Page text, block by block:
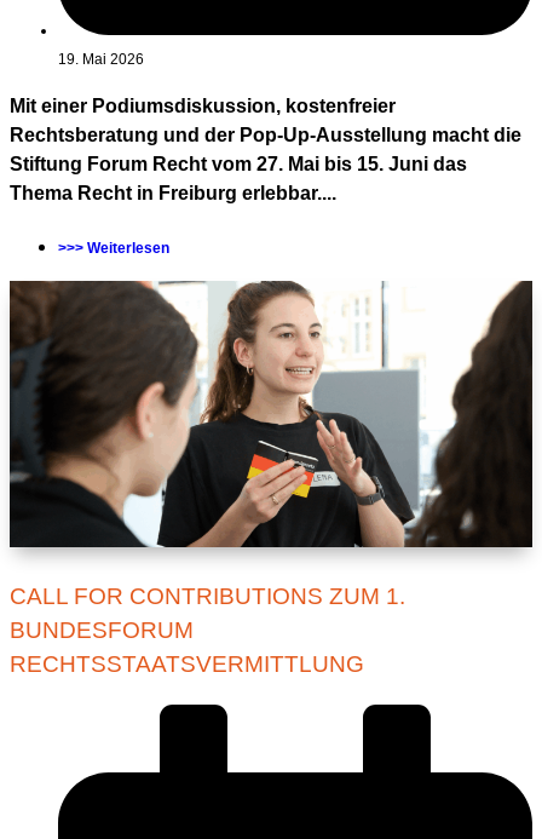
19. Mai 2026
Mit einer Podiumsdiskussion, kostenfreier
Rechtsberatung und der Pop-Up-Ausstellung macht die
Stiftung Forum Recht vom 27. Mai bis 15. Juni das
Thema Recht in Freiburg erlebbar....
>>> Weiterlesen
CALL FOR CONTRIBUTIONS ZUM 1.
BUNDESFORUM
RECHTSSTAATSVERMITTLUNG